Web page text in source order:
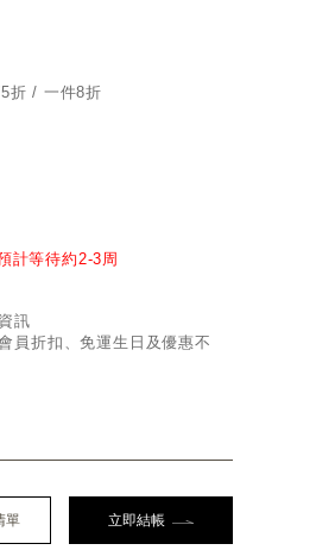
折 / 一件8折
計等待約2-3周
訊
員折扣、免運生日及優惠不
單 立即結帳